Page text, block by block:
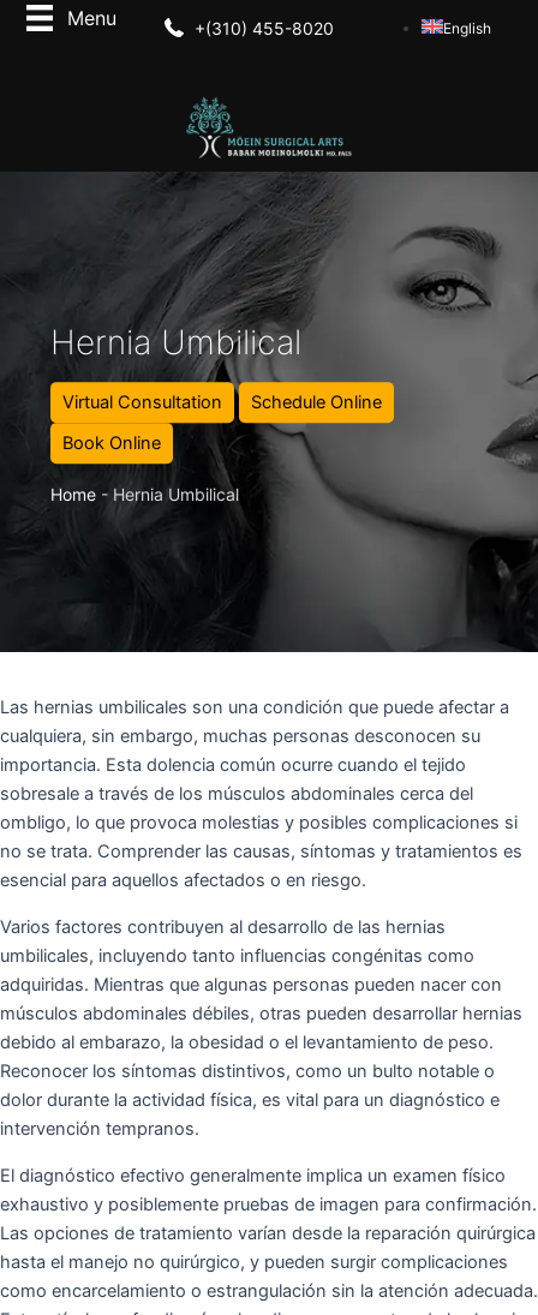
English
+(310) 455-8020
Hernia Umbilical
Virtual Consultation
Schedule Online
Book Online
Home - Hernia Umbilical
Las hernias umbilicales son una condición que puede afectar a
cualquiera, sin embargo, muchas personas desconocen su
importancia. Esta dolencia común ocurre cuando el tejido
sobresale a través de los músculos abdominales cerca del
ombligo, lo que provoca molestias y posibles complicaciones si
no se trata. Comprender las causas, síntomas y tratamientos es
esencial para aquellos afectados o en riesgo.
Varios factores contribuyen al desarrollo de las hernias
umbilicales, incluyendo tanto influencias congénitas como
adquiridas. Mientras que algunas personas pueden nacer con
músculos abdominales débiles, otras pueden desarrollar hernias
debido al embarazo, la obesidad o el levantamiento de peso.
Reconocer los síntomas distintivos, como un bulto notable o
dolor durante la actividad física, es vital para un diagnóstico e
intervención tempranos.
El diagnóstico efectivo generalmente implica un examen físico
exhaustivo y posiblemente pruebas de imagen para confirmación.
Las opciones de tratamiento varían desde la reparación quirúrgica
hasta el manejo no quirúrgico, y pueden surgir complicaciones
como encarcelamiento o estrangulación sin la atención adecuada.